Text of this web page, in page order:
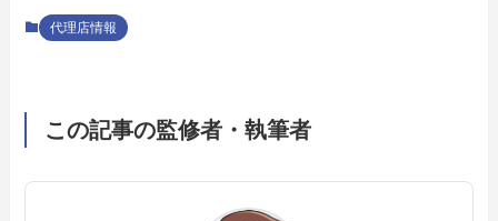
代理店情報
この記事の監修者・執筆者